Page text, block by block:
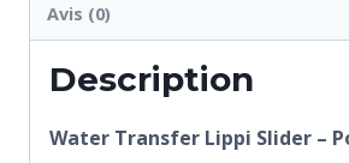
Avis (0)
Description
Water Transfer Lippi Slider –